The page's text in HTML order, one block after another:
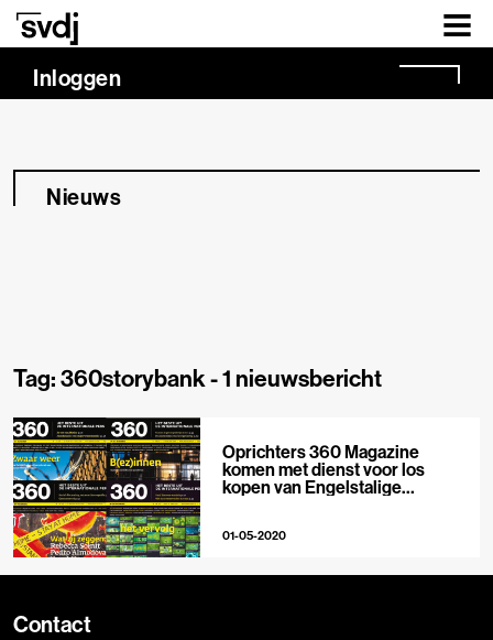
Naar hoofdinhoud
Inloggen
Nieuws
Tag: 360storybank -1 nieuwsbericht
Oprichters 360 Magazine
komen met dienst voor los
kopen van Engelstalige
01-05-2020
Contact